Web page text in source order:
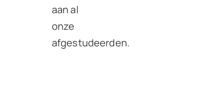
aan al
onze
afgestudeerden.